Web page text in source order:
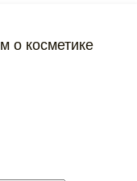
о косметике